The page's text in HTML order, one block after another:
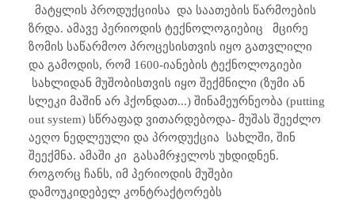
მატყლის პროდუქციისა და საათების წარმოების
ზრდა. ამავე პერიოდის ტექნოლოგიებიც მცირე
ზომის საწარმოო პროცესისთვის იყო გათვლილი
და გამოდის, რომ 1600-იანების ტექნოლოგიები
სახლიდან მუშობისთვის იყო შექმნილი (ზუმი ან
სლეკი მაშინ არ ჰქონდათ...) შინამეურნეობა (putting
out system) სწრაფად ვითარდებოდა- მუშას შეეძლო
აეღო ნედლეული და პროდუქცია სახლში, შინ
შეექმნა. ამაში კი გასამრჯელოს უხდიდნენ.
როგორც ჩანს, იმ პერიოდის მუშები
დამოუკიდებელ კონტრაქტორებს